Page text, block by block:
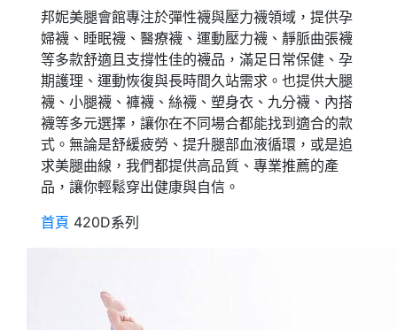
邦妮美腿會館專注於彈性襪與壓力襪領域，提供孕
婦襪、睡眠襪、醫療襪、運動壓力襪、靜脈曲張襪
等多款舒適且支撐性佳的襪品，滿足日常保健、孕
期護理、運動恢復與長時間久站需求。也提供大腿
襪、小腿襪、褲襪、絲襪、塑身衣、九分襪、內搭
襪等多元選擇，讓你在不同場合都能找到適合的款
式。無論是舒緩疲勞、提升腿部血液循環，或是追
求美腿曲線，我們都提供高品質、專業推薦的產
品，讓你輕鬆穿出健康與自信。
首頁 420D系列